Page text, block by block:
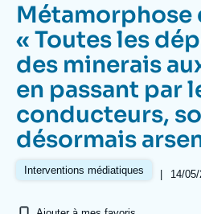
Navigation
principale
L'Ifri
Analyses
Événements
À propos de l'Ifri
L'Ifri en bref
Métamorphose
« Toutes les
des minerais
en passant par
conducteurs,
désormais
Interventions médiatiques | 14/